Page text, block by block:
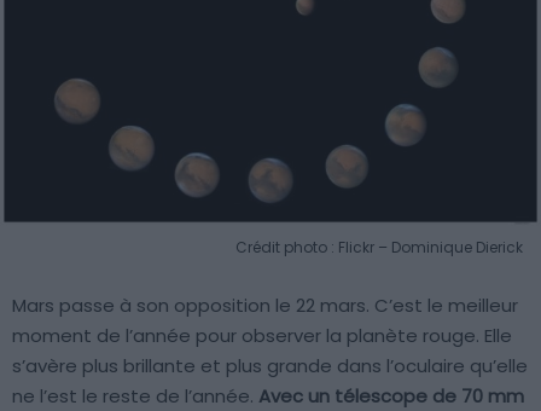
Crédit photo : Flickr – Dominique Dierick
Mars passe à son opposition le 22 mars. C’est le meilleur
moment de l’année pour observer la planète rouge. Elle
s’avère plus brillante et plus grande dans l’oculaire qu’elle
ne l’est le reste de l’année. Avec un télescope de 70 mm